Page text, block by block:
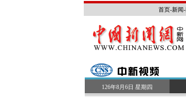
首页-新闻-
126年8月6日 星期四